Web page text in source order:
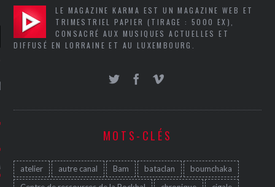
CRITIQUES
7.6
5.4
6.8
– HEL...
LE MAGAZINE KARMA EST UN MAGAZINE WEB ET
TRIMESTRIEL PAPIER (TIRAGE : 5000 EX),
CONSACRÉ AUX MUSIQUES ACTUELLES ET
DIFFUSÉ EN LORRAINE ET AU LUXEMBOURG.
MOTS-CLÉS
atelier autre canal Bam bataclan
boumchaka